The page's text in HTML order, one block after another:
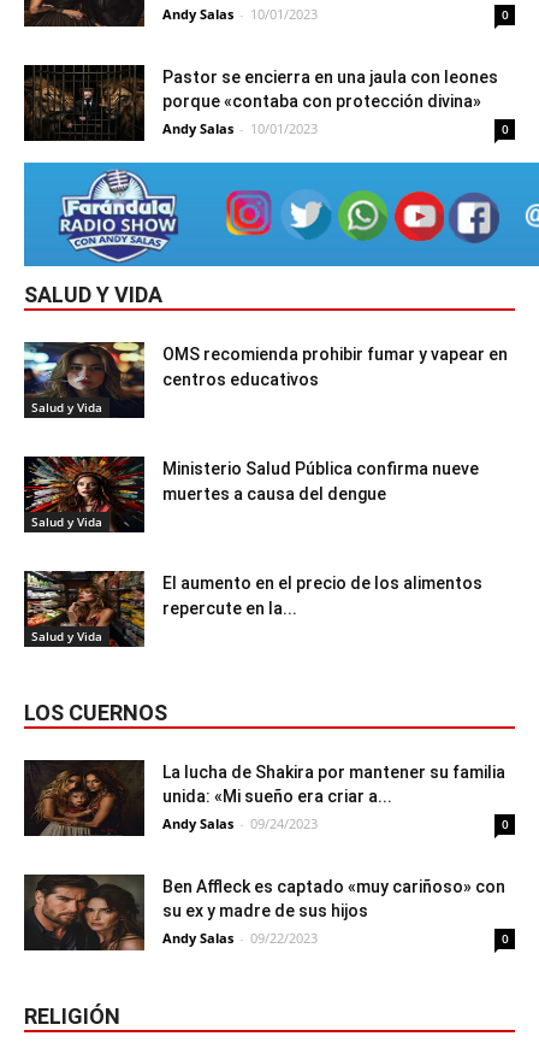
Andy Salas - 10/01/2023 0
Pastor se encierra en una jaula con leones
porque «contaba con protección divina»
Andy Salas - 10/01/2023 0
SALUD Y VIDA
Salud y Vida
OMS recomienda prohibir fumar y vapear en
centros educativos
Salud y Vida
Ministerio Salud Pública confirma nueve
muertes a causa del dengue
Salud y Vida
El aumento en el precio de los alimentos
repercute en la...
LOS CUERNOS
La lucha de Shakira por mantener su familia
unida: «Mi sueño era criar a...
Andy Salas - 09/24/2023 0
Ben Affleck es captado «muy cariñoso» con
su ex y madre de sus hijos
Andy Salas - 09/22/2023 0
RELIGIÓN